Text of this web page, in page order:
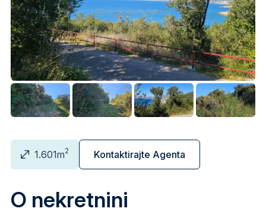
1.601m2 Kontaktirajte Agenta
O nekretnini